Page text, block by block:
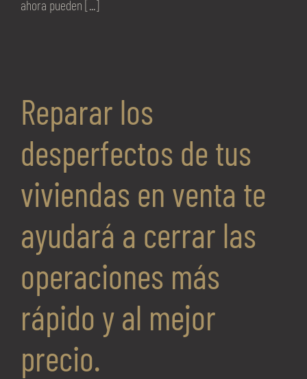
ahora pueden [...]
Reparar los
desperfectos de tus
viviendas en venta te
ayudará a cerrar las
operaciones más
rápido y al mejor
precio.